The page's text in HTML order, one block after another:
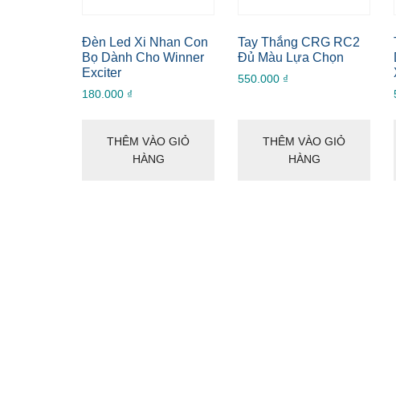
Đèn Led Xi Nhan Con
Bọ Dành Cho Winner
Exciter
180.000 ₫
THÊM VÀO GIỎ
HÀNG
Tay Thắng CRG RC2
Đủ Màu Lựa Chọn
550.000 ₫
THÊM VÀO GIỎ
HÀNG